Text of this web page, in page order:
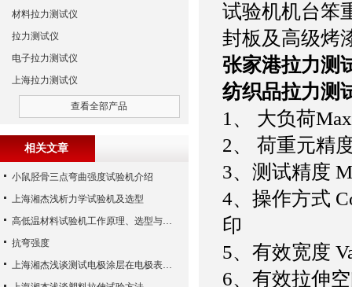
试验机机台笨
封板及高级烤
张家港拉力测
纺织品拉力测
1 、 大负荷
2、 荷重元
3、测试精度
4、操作方
印
5、有效
6、有效拉
材料拉力测试仪
拉力测试仪
电子拉力测试仪
上海拉力测试仪
查看全部产品
相关文章
小鼠胫骨三点弯曲强度试验机介绍
上海湘杰浅析力学试验机及选型
高低温材料试验机工作原理、选型与应用解析
抗弯强度
上海湘杰浅谈测试电极涂层在电极表面的附着牢度